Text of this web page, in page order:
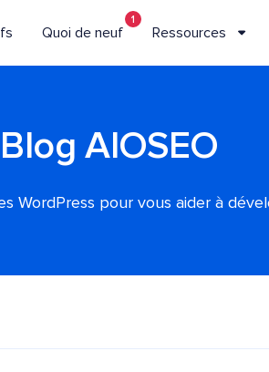
Quoi de neuf
1
Ressources
Blog AIOSEO
WordPress pour vous aider à